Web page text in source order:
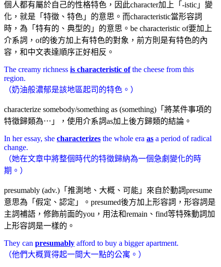
個人都有屬於自己的性格特色，因此character加上「-istic」變
化，就是「特徵、特色」的意思。而characteristic當形容詞
時，為「特有的、典型的」的意思。be characteristic of要加上
介系詞，of的後方加上有特色的對象，前方則是有特色的內
容，和中文表達順序正好相反。
The creamy richness is characteristic ofthe cheese from this
region.
（奶油般濃郁是該地區起司的特色。）
characterize somebody/something as (something)「將某件事項的
特徵歸類為⋯」，使用介系詞as加上後方歸類的結論。
In her essay, she characterizes the whole era as a period of radical
change.
（她在文章中將整個時代的特徵歸納為一個急劇變化的時
期。）
presumably (adv.)「推測地、大概、可能」來自於動詞presume
意思為「假定、認定」。presumed後方加上形容詞，形容詞是
主詞補語，修飾前面的you，用法和remain、find等特殊動詞加
上形容詞是一樣的。
They can presumably afford to buy a bigger apartment.
（他們大概買得起一間大一點的公寓。）